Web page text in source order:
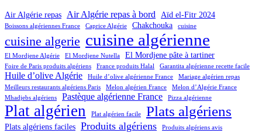
Air Algérie repas Air Algérie repas à bord Aïd el-Fitr 2024
Boissons algériennes France Caprice Algérie Chakchouka cuisine
cuisine algerie cuisine algérienne
El Mordjene Algérie El Mordjene Nutella El Mordjene pâte à tartiner
Foire de Paris produits algériens France produits Halal Garantita algérienne recette facile
Huile d’olive Algérie Huile d’olive algérienne France
Mariage algérien repas
Meilleurs restaurants algériens Paris
Melon algérien France
Melon d’Algérie France
Mhadjebs algériens
Pastèque algérienne France Pizza algérienne
Plat algérien Plat algérien facile Plats algériens
Plats algériens faciles Produits algériens Produits algériens avis